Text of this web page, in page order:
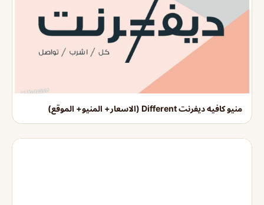
منيو كافيه ديفرنت Different (الاسعار+ المنيو+ الموقع)